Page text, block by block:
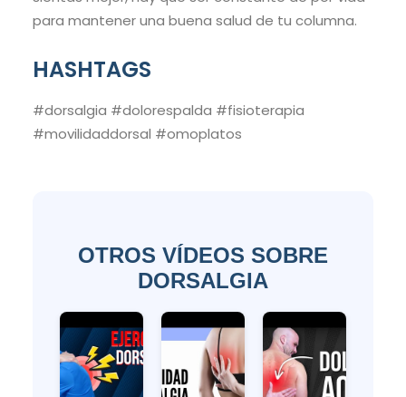
para mantener una buena salud de tu columna.
HASHTAGS
#dorsalgia #dolorespalda #fisioterapia
#movilidaddorsal #omoplatos
OTROS VÍDEOS SOBRE
DORSALGIA